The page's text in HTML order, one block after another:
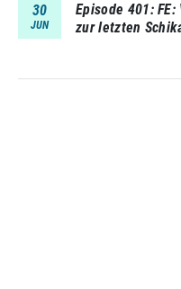
30
JUN
Episode 401 FE:
zur letzten